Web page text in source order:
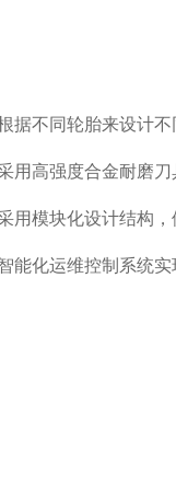
据不同轮胎来设计不
用高强度合金耐磨刀
用模块化设计结构，
能化运维控制系统